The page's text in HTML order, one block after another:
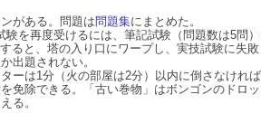
がある。問題は問題集にまとめた。
を再度受けるには、筆記試験（問題数は5問
と、塔の入り口にワープし、実技試験に失敗
出題されない。
ーは1分（火の部屋は2分）以内に倒さなければ
免除できる。「古い巻物」はボンゴンのドロッ
る。